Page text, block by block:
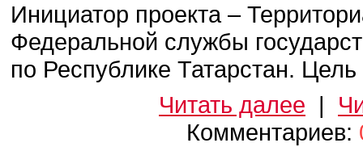
Инициатор проекта –
Федеральной службы
по Республике Татарстан.
Читать далее |
Комментариев: